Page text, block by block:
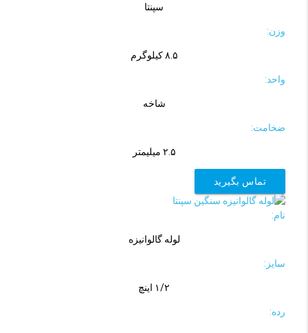
سپنتا
وزن:
۸.۵ کیلوگرم
واحد:
شاخه
ضخامت:
۲.۵ میلیمتر
تماس بگیرید
نام:
لوله گالوانیزه
سایز:
۱/۲ اینچ
رده: